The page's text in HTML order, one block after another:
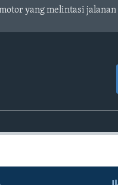
yang melintasi